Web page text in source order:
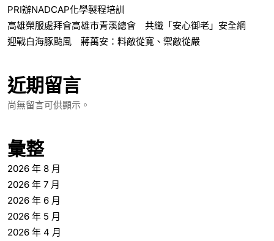
PRI辦NADCAP化學製程培訓
高雄榮服處拜會高雄市青溪總會 共織「安心御老」安全網
迎戰白海豚颱風 蔣萬安：料敵從寬、禦敵從嚴
近期留言
尚無留言可供顯示。
彙整
2026 年 8 月
2026 年 7 月
2026 年 6 月
2026 年 5 月
2026 年 4 月